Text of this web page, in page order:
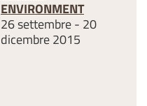
ENVIRONMENT
26 settembre - 20
dicembre 2015